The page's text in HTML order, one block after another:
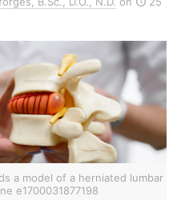
a model of a herniated lumbar
e1700031877198